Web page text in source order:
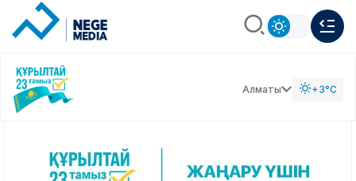
Алматы +3°C